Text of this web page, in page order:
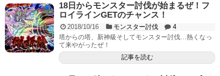
18日からモンスター討伐が始まるぜ！フ
ロイラインGETのチャンス！
2018/10/16 モンスター討伐
4
塔からの塔、新神級そしてモンスター討伐…熱くなっ
て来やがったぜ！
記事を読む